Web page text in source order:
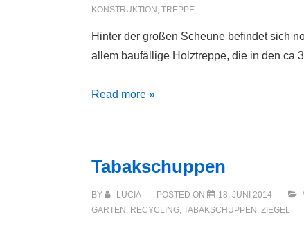
KONSTRUKTION , TREPPE
Hinter der großen Scheune befindet sich
allem baufällige Holztreppe, die in den ca
Treppe
Read more »
Tabakschuppen
BY LUCIA POSTED ON 18. JUNI 2014
GARTEN , RECYCLING, TABAKSCHUPPEN , ZIEGEL